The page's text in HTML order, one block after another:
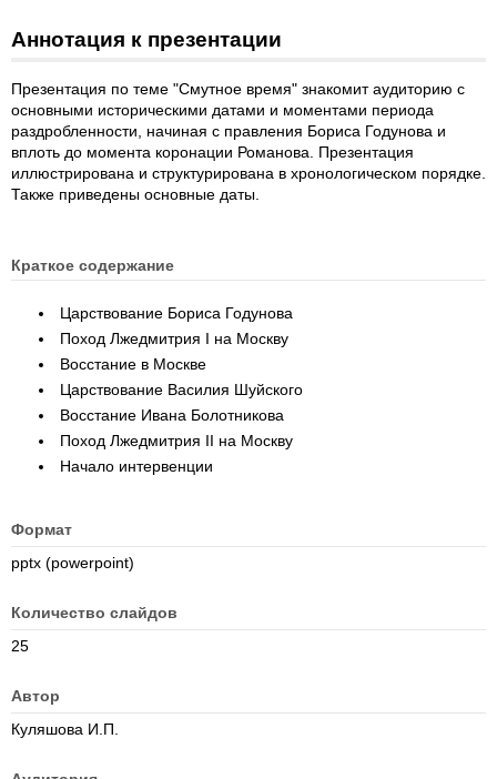
Аннотация к презентации
Презентация по теме "Смутное время" знакомит аудиторию с
основными историческими датами и моментами периода
раздробленности, начиная с правления Бориса Годунова и
вплоть до момента коронации Романова. Презентация
иллюстрирована и структурирована в хронологическом порядке.
Также приведены основные даты.
Краткое содержание
Царствование Бориса Годунова
Поход Лжедмитрия I на Москву
Восстание в Москве
Царствование Василия Шуйского
Восстание Ивана Болотникова
Поход Лжедмитрия II на Москву
Начало интервенции
Формат
pptx (powerpoint)
Количество слайдов
25
Автор
Куляшова И.П.